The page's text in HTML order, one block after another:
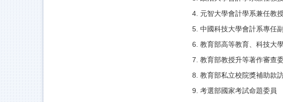
元智大學會計學系兼任教
中國科技大學會計系專任
教育部高等教育、科技大
教育部教授升等著作審查
教育部私立校院獎補助款
考選部國家考試命題委員